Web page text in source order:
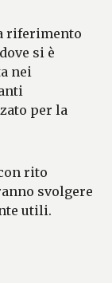
riferimento
si è
nei
per la
rito
svolgere
utili.